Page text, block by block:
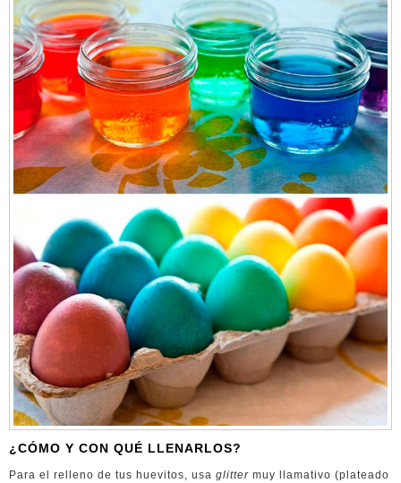
¿CÓMO Y CON QUÉ LLENARLOS?
Para el relleno de tus huevitos, usa glitter muy llamativo (plateado